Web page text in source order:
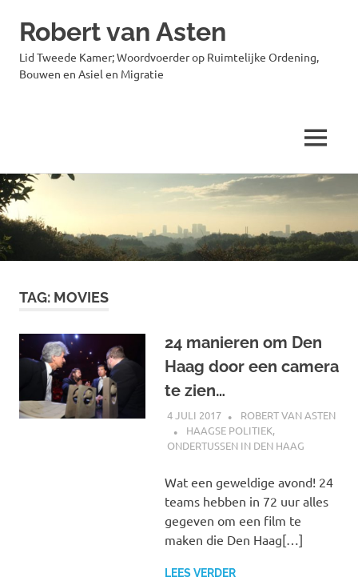
Ga
naar
de
inhoud
Robert van Asten
Lid Tweede Kamer; Woordvoerder op Ruimtelijke Ordening,
Bouwen en Asiel en Migratie
MENU
TAG: MOVIES
24 manieren om Den
Haag door een camera
te zien…
4 JULI 2017
ROBERT VAN ASTEN
HAAGSE POLITIEK,
ONDERTUSSEN IN DEN HAAG
Wat een geweldige avond! 24
teams hebben in 72 uur alles
gegeven om een film te
maken die Den Haag[…]
LEES VERDER